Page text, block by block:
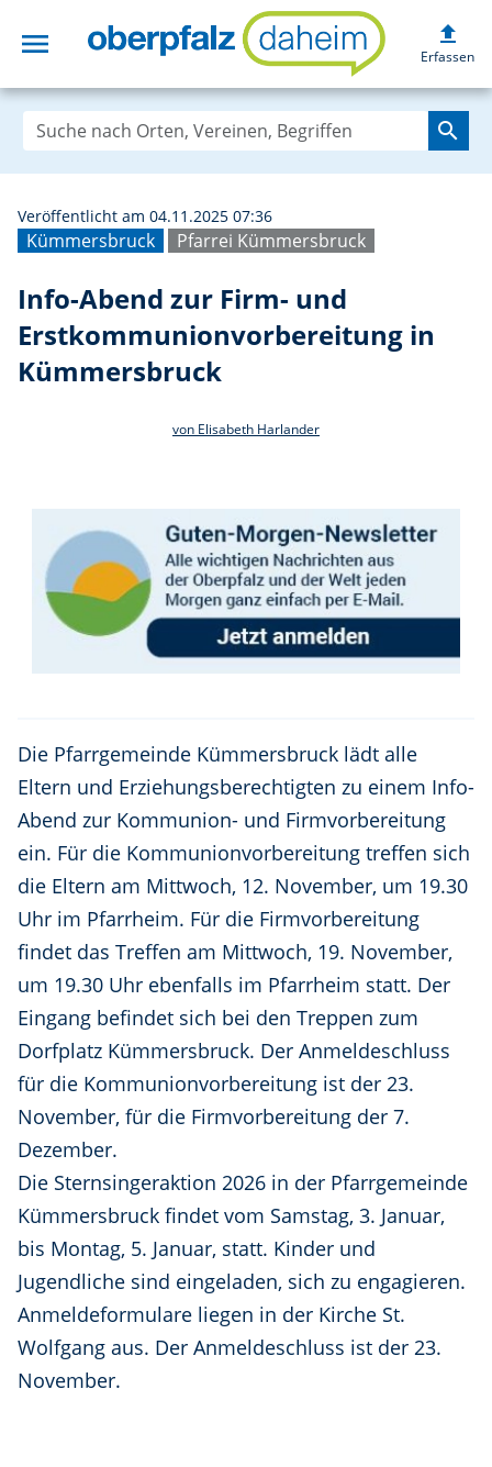
menu Info-Abend zur
upload
Erfassen
search
Kümmersbruck Pfarrei Kümmersbruck
Veröffentlicht am 04.11.2025 07:36
Info-Abend zur Firm- und
Erstkommunionvorbereitung in
Kümmersbruck
von Elisabeth Harlander
Die Pfarrgemeinde Kümmersbruck lädt alle
Eltern und Erziehungsberechtigten zu einem Info-
Abend zur Kommunion- und Firmvorbereitung
ein. Für die Kommunionvorbereitung treffen sich
die Eltern am Mittwoch, 12. November, um 19.30
Uhr im Pfarrheim. Für die Firmvorbereitung
findet das Treffen am Mittwoch, 19. November,
um 19.30 Uhr ebenfalls im Pfarrheim statt. Der
Eingang befindet sich bei den Treppen zum
Dorfplatz Kümmersbruck. Der Anmeldeschluss
für die Kommunionvorbereitung ist der 23.
November, für die Firmvorbereitung der 7.
Dezember.
Die Sternsingeraktion 2026 in der Pfarrgemeinde
Kümmersbruck findet vom Samstag, 3. Januar,
bis Montag, 5. Januar, statt. Kinder und
Jugendliche sind eingeladen, sich zu engagieren.
Anmeldeformulare liegen in der Kirche St.
Wolfgang aus. Der Anmeldeschluss ist der 23.
November.